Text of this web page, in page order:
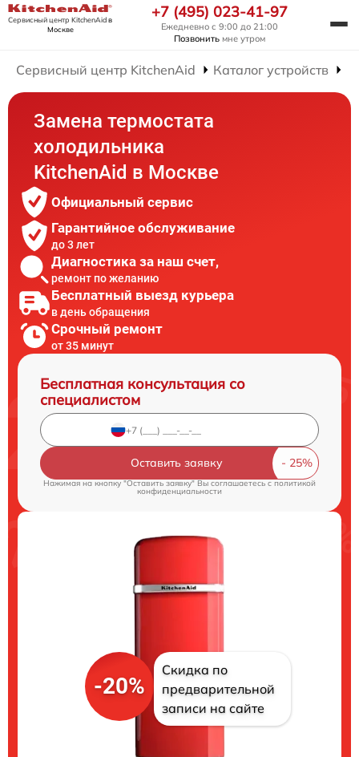
Сервисный центр KitchenAidв
Москве
+7 (495) 023-41-97
Ежедневно с 9:00 до 21:00
Позвонить мне утром
Сервисный центр KitchenAid Каталог устройств
Замена термостата
холодильника
KitchenAid в Москве
Официальный сервис
Гарантийное обслуживание
до 3 лет
Диагностика за наш счет,
ремонт по желанию
Бесплатный выезд курьера
в день обращения
Срочный ремонт
от 35 минут
Бесплатная консультация со
специалистом
Оставить заявку
Нажимая на кнопку "Оставить заявку" Вы соглашаетесь cполитикой
конфиденциальности
-20%
Скидка по
предварительной
записи на сайте